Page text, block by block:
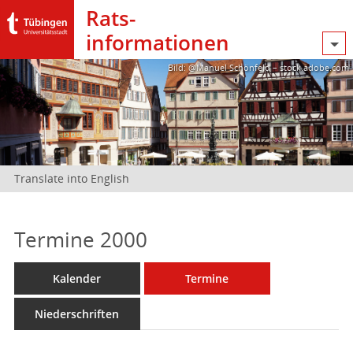
Rats­
informationen
Bild: @Manuel Schönfeld – stock.adobe.com
Translate into English
Termine 2000
Kalender Termine
Niederschriften